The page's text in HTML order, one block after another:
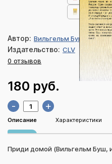
Автор: Вильгельм Буш
Издательство: CLV
0 отзывов
180 руб.
- +
Описание Характеристики
Приди домой (Вильгельм Буш,